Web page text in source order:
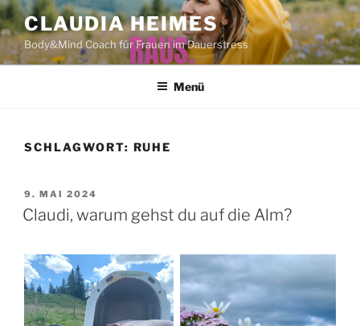
Zum
Inhalt
springen
CLAUDIA HEIMES
Body&Mind Coach für Frauen im Dauerstress
Menü
SCHLAGWORT: RUHE
VERÖFFENTLICHT
AM
9. MAI 2024
Claudi, warum gehst du auf die Alm?